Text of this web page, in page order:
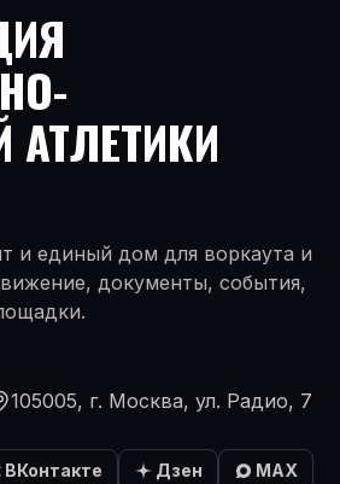
и единый дом для воркаута и
документы, события,
105005, г. Москва, ул. Радио, 7
ВКонтакте Дзен MAX